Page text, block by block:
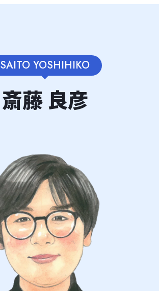
SAITO YOSHIHIKO
斎藤 良彦